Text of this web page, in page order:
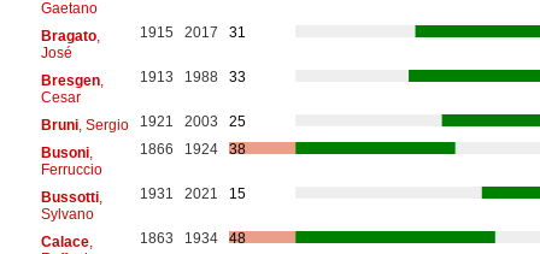
Gaetano
Bragato,
José
1915 2017 31
Bresgen,
Cesar
1913 1988 33
Bruni, Sergio 1921 2003
25
Busoni,
Ferruccio
1866 1924 38
Bussotti,
Sylvano
1931 2021 15
Calace,
1863 1934 48